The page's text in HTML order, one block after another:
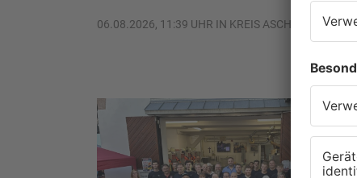
06.08.2026, 11:39 UHR IN KREIS ASCHAFFENBURG